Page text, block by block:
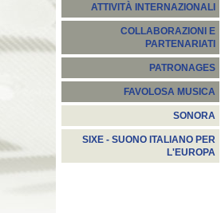
ATTIVITÀ INTERNAZIONALI
COLLABORAZIONI E
PARTENARIATI
PATRONAGES
FAVOLOSA MUSICA
SONORA
SIXE - SUONO ITALIANO PER
L'EUROPA